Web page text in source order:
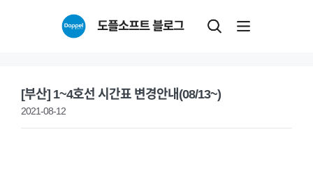
도플소프트 블로그
[부산] 1~4호선 시간표 변경안내(08/13~)
2021-08-12